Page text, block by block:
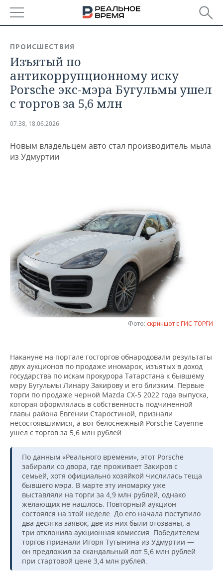
БАШКОРТОСТАН
ТАТАРСТАН
УДМУРТИЯ
НОВОСТИ
АНАЛИТИКА
НОВОСТИ АНАЛИТИКИ
ДЕКЛАРАЦИИ О ДОХОДАХ
КОРОЛИ ГОСЗАКАЗА ПФО
ЭКОНОМИКА
НОВОСТИ ЭКОНОМИКИ
ФИНАНСЫ
ПРОМЫШЛЕННОСТЬ
НОВОСТИ
ПРОМЫШЛЕННОСТИ
НЕФТЕХИМИЯ
НЕФТЬ
ОПК
ЭНЕРГЕТИКА
НЕДВИЖИМОСТЬ
НОВОСТИ БИЗНЕСА
РОЗНИЧНАЯ ТОРГОВЛЯ
ТРАНСПОРТ
УСЛУГИ
НОВОСТИ ТЕХНОЛОГИЙ
IT
МЕДИА
ТЕЛЕКОММУНИКАЦИИ
МЕРОПРИЯТИЯ
НОВОСТИ МЕРОПРИЯТИЙ
ВЫЕЗДНАЯ РЕДАКЦИЯ
БИЗНЕС-БРАНЧИ
ОТКРЫТАЯ ЛЕКЦИЯ
СПОРТ
НОВОСТИ СПОРТА
ФУТБОЛ
БАСКЕТБОЛ
ВОЛЕЙБОЛ
КИБЕРСПОРТ
ФИГУРНОЕ КАТАНИЕ
ВОДНЫЕ ВИДЫ СПОРТА
ХОККЕЙ С МЯЧОМ
ОБЩЕСТВО
НОВОСТИ ОБЩЕСТВА
ИНФРАСТРУКТУРА
ИСТОРИЯ
КУЛЬТУРА
МЕДИЦИНА
ОБРАЗОВАНИЕ
ПРОИСШЕСТВИЯ
ФОТОГАЛЕРЕЯ
СПРАВОЧНИК
СПИСОК ПЕРСОН
СПИСОК КОМПАНИЙ
ПОЛНАЯ ВЕРСИЯ
ПРОИСШЕСТВИЯ
Изъятый по
антикоррупционному иску
Porsche экс-мэра Бугульмы ушел
с торгов за 5,6 млн
07:38, 18.06.2026
Новым владельцем авто стал производитель мыла
из Удмуртии
Фото: скриншот с ГИС ТОРГИ
Накануне на портале госторгов обнародовали результаты
двух аукционов по продаже иномарок, изъятых в доход
государства по искам прокурора Татарстана к бывшему
мэру Бугульмы Линару Закирову и его близким. Первые
торги по продаже черной Mazda CX-5 2022 года выпуска,
которая оформлялась в собственность подчиненной
главы района Евгении Старостиной, признали
несостоявшимися, а вот белоснежный Porsche Cayenne
ушел с торгов за 5,6 млн рублей.
По данным «Реального времени», этот Porsche
забирали со двора, где проживает Закиров с
семьей, хотя официально хозяйкой числилась теща
бывшего мэра. В марте эту иномарку уже
выставляли на торги за 4,9 млн рублей, однако
желающих не нашлось. Повторный аукцион
состоялся на этой неделе. До его начала поступило
два десятка заявок, две из них были отозваны, а
три отклонила аукционная комиссия. Победителем
торгов признали Игоря Тутынина из Удмуртии —
он предложил за скандальный лот 5,6 млн рублей
при стартовой цене 3,4 млн рублей.